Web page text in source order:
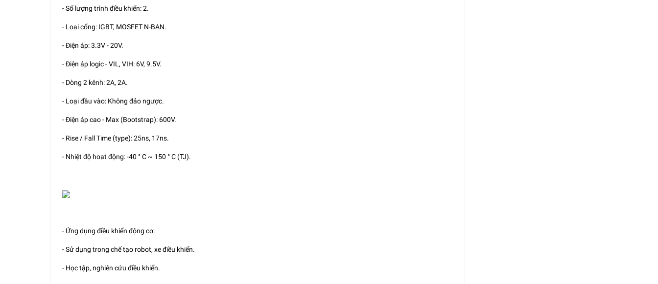
- Số lượng trình điều khiển: 2.
- Loại cổng: IGBT, MOSFET N-BAN.
- Điện áp: 3.3V - 20V.
- Điện áp logic - VIL, VIH: 6V, 9.5V.
- Dòng 2 kênh: 2A, 2A.
- Loại đầu vào: Không đảo ngược.
- Điện áp cao - Max (Bootstrap): 600V.
- Rise / Fall Time (type): 25ns, 17ns.
- Nhiệt độ hoạt động: -40 ° C ~ 150 ° C (TJ).
- Ứng dụng điều khiển động cơ.
- Sử dụng trong chế tạo robot, xe điều khiển.
- Học tập, nghiên cứu điều khiển.